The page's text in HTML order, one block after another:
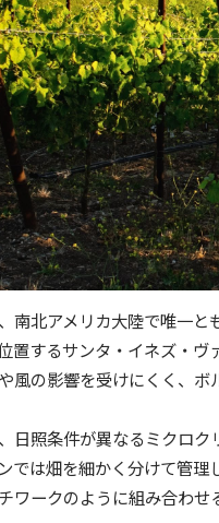
南北アメリカ大陸で唯一と
置するサンタ・イネズ・
風の影響を受けにくく、ボ
日照条件が異なるミクロ
では畑を細かく分けて管
ワークのように組み合わせ